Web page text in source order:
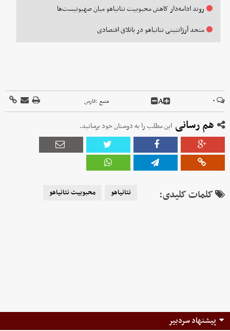
روند ادامه‌دار کاهش محبوبیت نتانیاهو میان صهیونیست‌ها
متحد آرژانتینی نتانیاهو در باتلاق اقتصادی
۰ A منبع :فارس
هم رسانی این مطلب را به دوستان خود برسانید.
کلمات کلیدی: نتانیاهو محبوبیت نتانیاهو
پیشنهاد سردبیر